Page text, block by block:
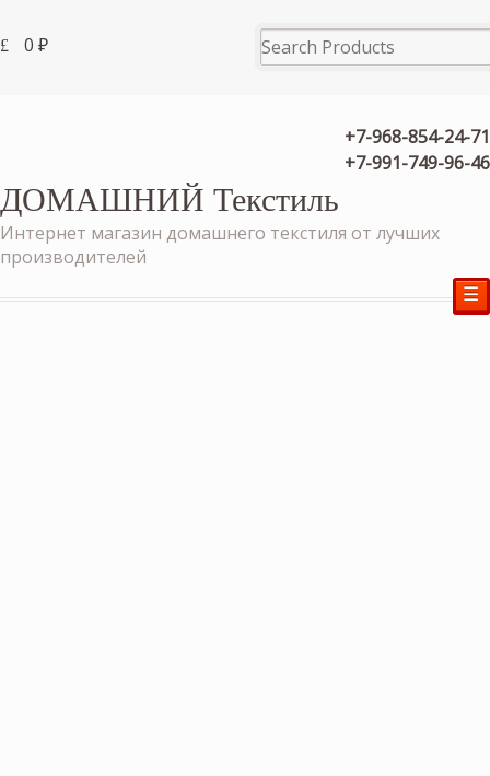
0 ₽
+7-968-854-24-71
+7-991-749-96-46
ДОМАШНИЙ Текстиль
Интернет магазин домашнего текстиля от лучших
производителей
☰